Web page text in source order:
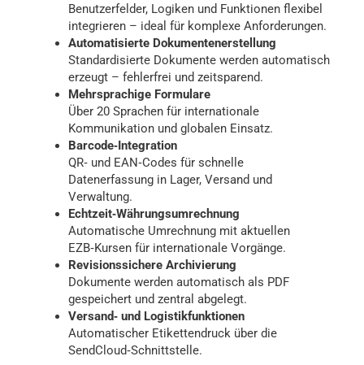
Benutzerfelder, Logiken und Funktionen flexibel
integrieren – ideal für komplexe Anforderungen.
Automatisierte Dokumentenerstellung
Standardisierte Dokumente werden automatisch
erzeugt – fehlerfrei und zeitsparend.
Mehrsprachige Formulare
Über 20 Sprachen für internationale
Kommunikation und globalen Einsatz.
Barcode‑Integration
QR‑ und EAN‑Codes für schnelle
Datenerfassung in Lager, Versand und
Verwaltung.
Echtzeit‑Währungsumrechnung
Automatische Umrechnung mit aktuellen
EZB‑Kursen für internationale Vorgänge.
Revisionssichere Archivierung
Dokumente werden automatisch als PDF
gespeichert und zentral abgelegt.
Versand‑ und Logistikfunktionen
Automatischer Etikettendruck über die
SendCloud‑Schnittstelle.